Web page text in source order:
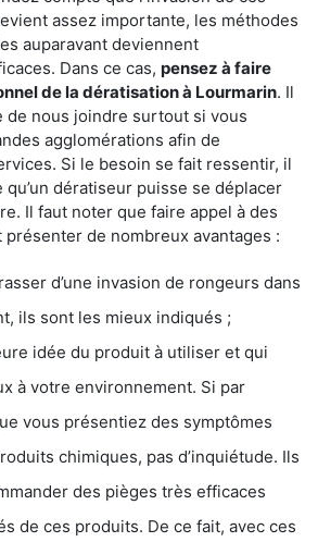
assez importante, les méthodes
auparavant deviennent
Dans ce cas, pensez à faire
de la dératisation à Lourmarin. Il
de nous joindre surtout si vous
agglomérations afin de
Si le besoin se fait ressentir, il
qu’un dératiseur puisse se déplacer
Il faut noter que faire appel à des
de nombreux avantages :
d’une invasion de rongeurs dans
ils sont les mieux indiqués ;
idée du produit à utiliser et qui
à votre environnement. Si par
vous présentiez des symptômes
chimiques, pas d’inquiétude. Ils
des pièges très efficaces
de ces produits. De ce fait, avec ces